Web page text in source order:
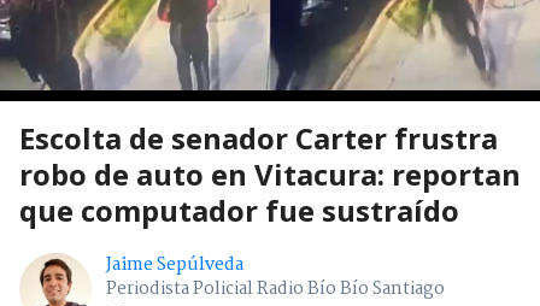
Escolta de senador Carter frustra
robo de auto en Vitacura: reportan
que computador fue sustraído
Jaime Sepúlveda
Periodista Policial Radio Bío Bío Santiago